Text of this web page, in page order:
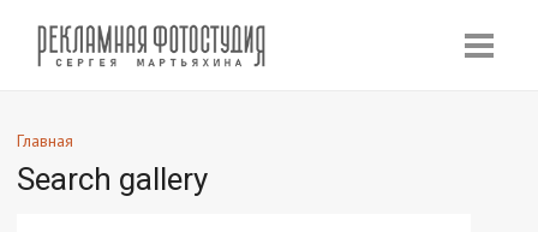
Главная
Search gallery